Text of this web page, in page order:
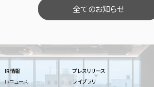
全てのお知らせ
IR情報
IRニュース
プレスリリース
ライブラリ